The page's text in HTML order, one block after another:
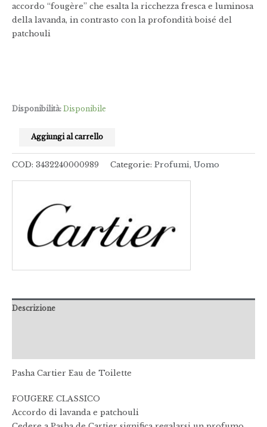
accordo “fougère” che esalta la ricchezza fresca e luminosa
della lavanda, in contrasto con la profondità boisé del
patchouli
Disponibilità: Disponibile
Aggiungi al carrello
COD: 3432240000989 Categorie: Profumi, Uomo
Descrizione
Pasha Cartier Eau de Toilette
FOUGERE CLASSICO
Accordo di lavanda e patchouli